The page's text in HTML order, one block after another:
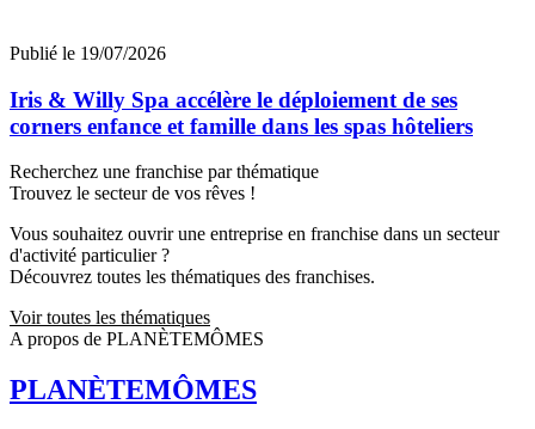
Publié le 19/07/2026
Iris & Willy Spa accélère le déploiement de ses
corners enfance et famille dans les spas hôteliers
Recherchez une franchise par thématique
Trouvez le secteur de vos rêves !
Vous souhaitez ouvrir une entreprise en franchise dans un secteur
d'activité particulier ?
Découvrez toutes les thématiques des franchises.
Voir toutes les thématiques
A propos de PLANÈTEMÔMES
PLANÈTEMÔMES